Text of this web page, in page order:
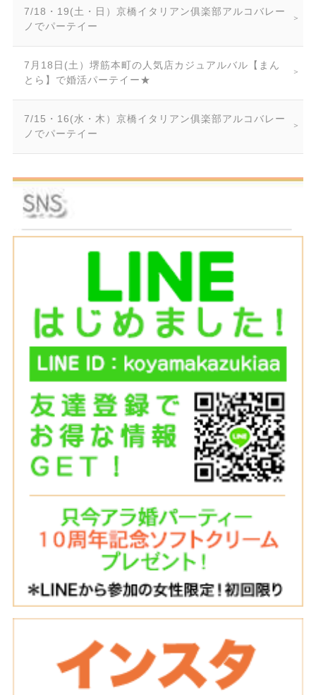
7/18・19(土・日）京橋イタリアン俱楽部アルコバレー
ノでパーテイー
7月18日(土）堺筋本町の人気店カジュアルバル【まん
とら】で婚活パーテイー★
7/15・16(水・木）京橋イタリアン俱楽部アルコバレー
ノでパーテイー